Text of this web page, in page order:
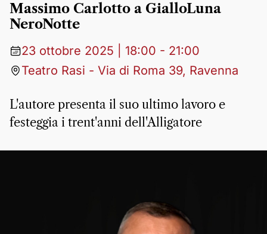
Massimo Carlotto a GialloLuna
NeroNotte
23 ottobre 2025 | 18:00 - 21:00
Teatro Rasi - Via di Roma 39, Ravenna
L'autore presenta il suo ultimo lavoro e
festeggia i trent'anni dell'Alligatore